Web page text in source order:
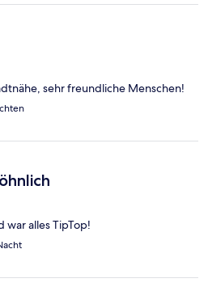
sehr freundliche Menschen!
war alles TipTop!